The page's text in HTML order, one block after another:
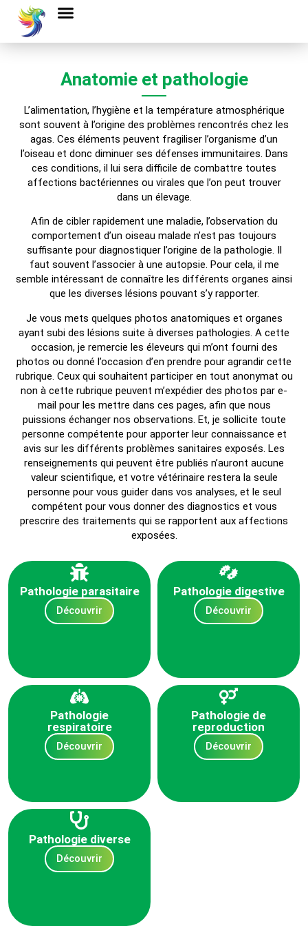
Anatomie et pathologie
L’alimentation, l’hygiène et la température atmosphérique
sont souvent à l’origine des problèmes rencontrés chez les
agas. Ces éléments peuvent fragiliser l’organisme d’un
l’oiseau et donc diminuer ses défenses immunitaires. Dans
ces conditions, il lui sera difficile de combattre toutes
affections bactériennes ou virales que l’on peut trouver
dans un élevage.
Afin de cibler rapidement une maladie, l’observation du
comportement d’un oiseau malade n’est pas toujours
suffisante pour diagnostiquer l’origine de la pathologie. Il
faut souvent l’associer à une autopsie. Pour cela, il me
semble intéressant de connaître les différents organes ainsi
que les diverses lésions pouvant s’y rapporter.
Je vous mets quelques photos anatomiques et organes
ayant subi des lésions suite à diverses pathologies. A cette
occasion, je remercie les éleveurs qui m’ont fourni des
photos ou donné l’occasion d’en prendre pour agrandir cette
rubrique. Ceux qui souhaitent participer en tout anonymat ou
non à cette rubrique peuvent m’expédier des photos par e-
mail pour les mettre dans ces pages, afin que nous
puissions échanger nos observations. Et, je sollicite toute
personne compétente pour apporter leur connaissance et
avis sur les différents problèmes sanitaires exposés. Les
renseignements qui peuvent être publiés n’auront aucune
valeur scientifique, et votre vétérinaire restera la seule
personne pour vous guider dans vos analyses, et le seul
compétent pour vous donner des diagnostics et vous
prescrire des traitements qui se rapportent aux affections
exposées.
Pathologie parasitaire
Découvrir
Pathologie digestive
Découvrir
Pathologie
respiratoire
Découvrir
Pathologie de
reproduction
Découvrir
Pathologie diverse
Découvrir